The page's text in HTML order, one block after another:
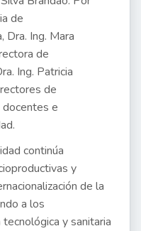
de
Dra. Ing. Mara
de
Ing. Patricia
de
e
continúa
y
de la
a los
y sanitaria